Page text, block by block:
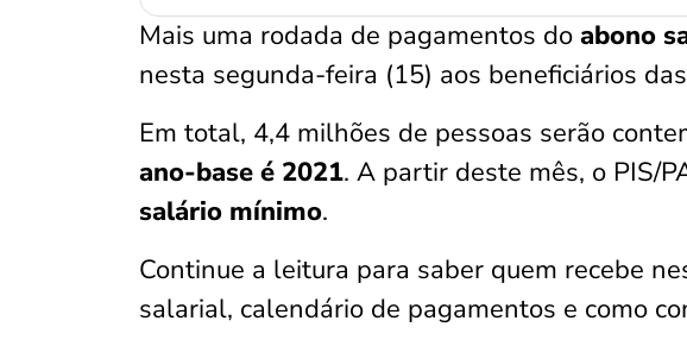
Mais uma rodada de pagamentos do abono
nesta segunda-feira (15) aos beneficiários
Em total, 4,4 milhões de pessoas serão
ano-base é 2021. A partir deste mês, o PIS/
salário mínimo.
Continue a leitura para saber quem recebe
salarial, calendário de pagamentos e como